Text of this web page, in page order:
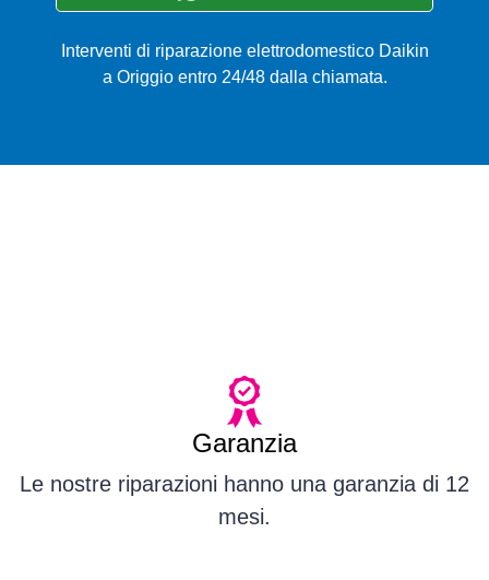
Interventi di riparazione elettrodomestico Daikin
a Origgio entro 24/48 dalla chiamata.
Garanzia
Le nostre riparazioni hanno una garanzia di 12
mesi.